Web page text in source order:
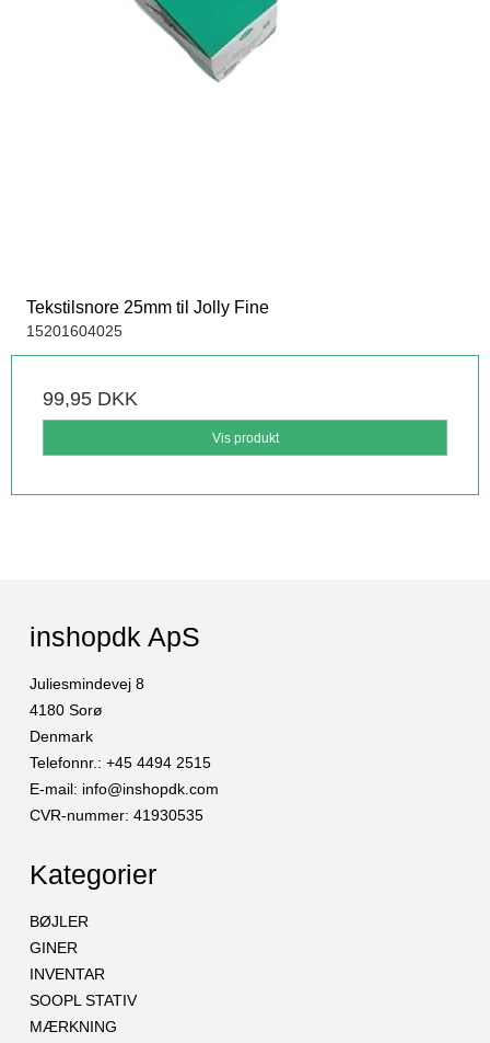
Tekstilsnore 25mm til Jolly Fine
15201604025
99,95 DKK
Vis produkt
inshopdk ApS
Juliesmindevej 8
4180 Sorø
Denmark
Telefonnr. : +45 4494 2515
E-mail: info@inshopdk.com
CVR-nummer: 41930535
Kategorier
BØJLER
GINER
INVENTAR
SOOPL STATIV
MÆRKNING